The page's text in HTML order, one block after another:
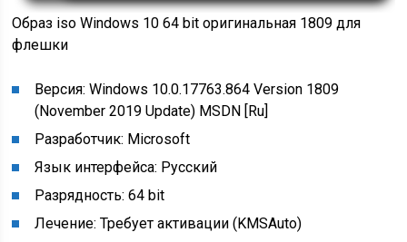
Образ iso Windows 10 64 bit оригинальная 1809 для
флешки
Версия: Windows 10.0.17763.864 Version 1809
(November 2019 Update) MSDN [Ru]
Разработчик: Microsoft
Язык интерфейса: Русский
Разрядность: 64 bit
Лечение: Требует активации (KMSAuto)